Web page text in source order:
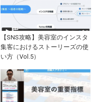
【SNS攻略】美容室のインスタ
集客におけるストーリーズの使
い方（Vol.5）